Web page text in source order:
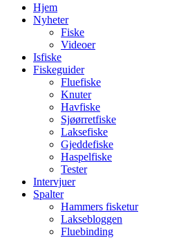
Hjem
Nyheter
Fiske
Videoer
Isfiske
Fiskeguider
Fluefiske
Knuter
Havfiske
Sjøørretfiske
Laksefiske
Gjeddefiske
Haspelfiske
Tester
Intervjuer
Spalter
Hammers fisketur
Laksebloggen
Fluebinding